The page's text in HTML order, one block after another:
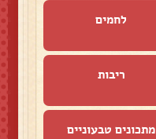
לחמים
ריבות
מתכונים טבעוניים